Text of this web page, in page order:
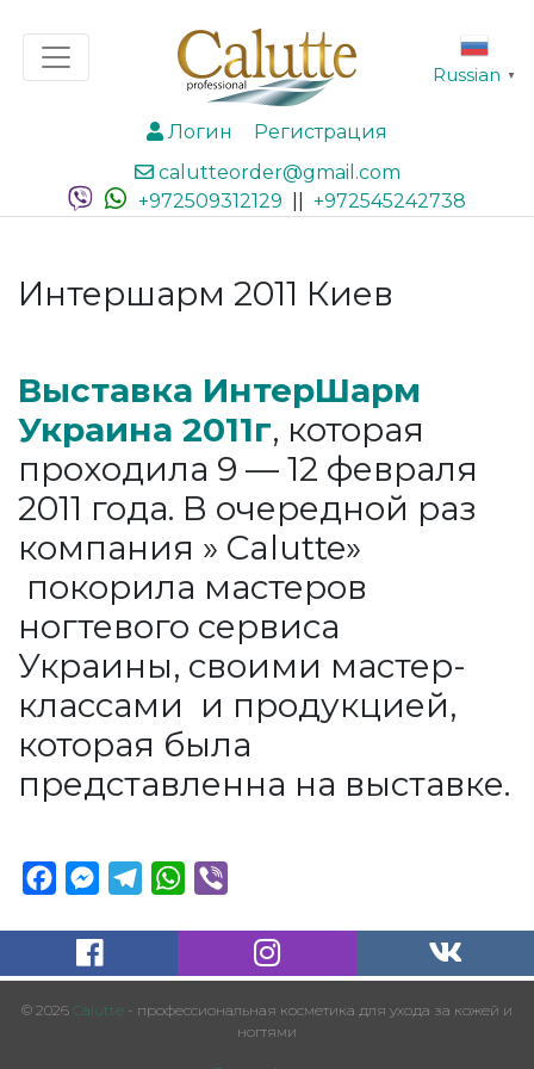
Логин
Регистрация
calutteorder@gmail.com
+972509312129
+972545242738
Russian ▼
Интершарм 2011 Киев
Выставка ИнтерШарм
Украина 2011г, которая
проходила 9 — 12 февраля
2011 года. В очередной раз
компания » Calutte»
покорила мастеров
ногтевого сервиса
Украины, своими мастер-
классами и продукцией,
которая была
представленна на выставке.
FacebookMessenger
TelegramWhatsApp
© 2026 Calutte - профессиональная косметика для ухода за кожей и
ногтями